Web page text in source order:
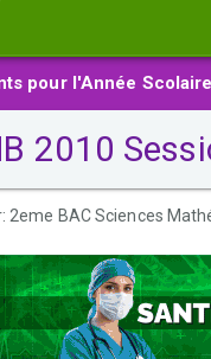
pour l'Année
2010
2eme BAC Sciences